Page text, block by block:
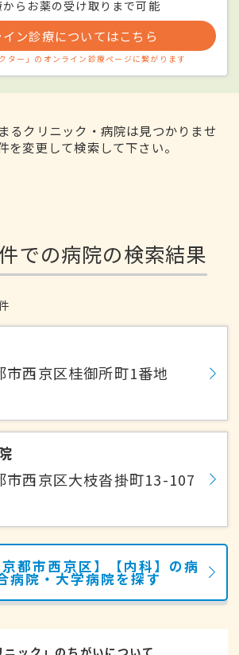
らお薬の受け取りまで可能
ン診療についてはこちら
ター」のオンライン診療ページに繋がります
るクリニック・病院は見つかりませ
を変更して検索して下さい。
での病院の検索結果
市西京区桂御所町1番地
市西京区大枝沓掛町13-107
京都市西京区】【内科】の病
病院・大学病院を探す